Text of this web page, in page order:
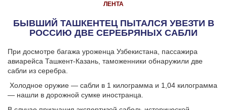
ЛЕНТА
БЫВШИЙ ТАШКЕНТЕЦ ПЫТАЛСЯ УВЕЗТИ В
РОССИЮ ДВЕ СЕРЕБРЯНЫХ САБЛИ
При досмотре багажа уроженца Узбекистана, пассажира
авиарейса Ташкент-Казань, таможенники обнаружили две
сабли из серебра.
Холодное оружие — сабли в 1 килограмма и 1,04 килограмма
— нашли в дорожной сумке иностранца.